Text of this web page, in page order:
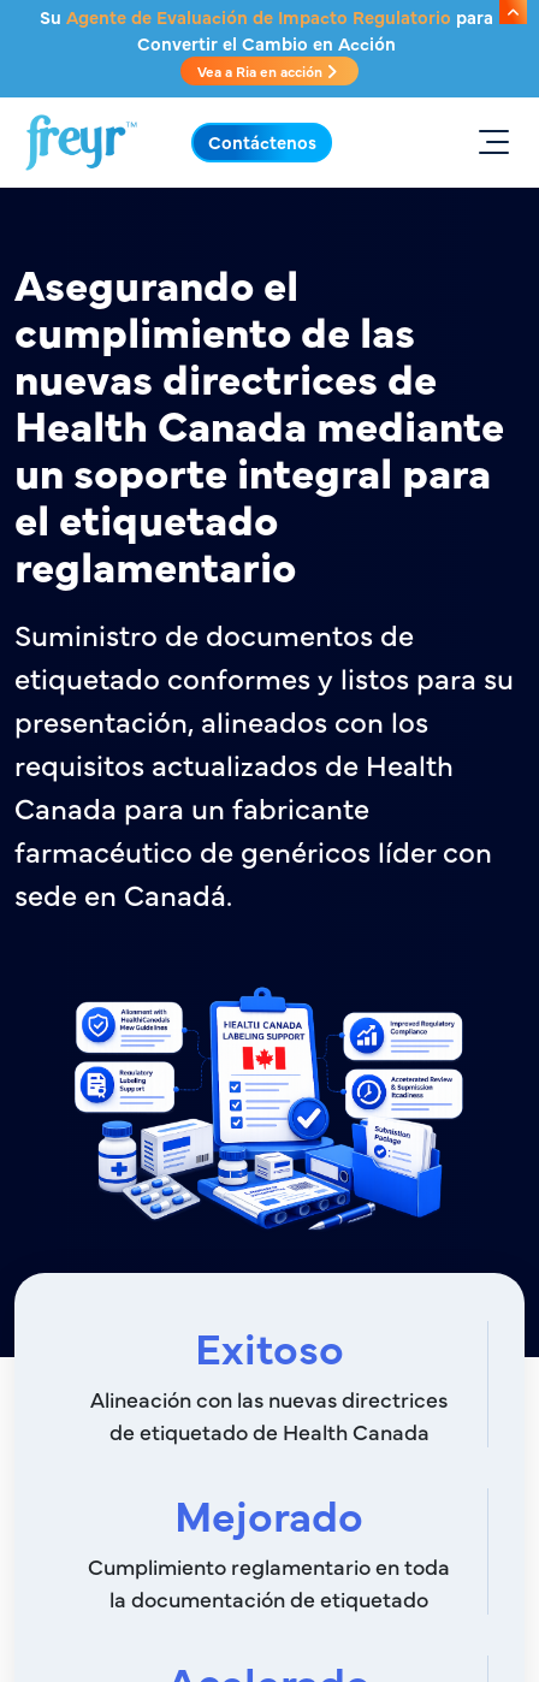
Saltar al contenido principal
Su Agente de Evaluación de Impacto Regulatorio para
Convertir el Cambio en Acción
Vea a Ria en acción
.
Contáctenos
Asegurando el
cumplimiento de las
nuevas directrices de
Health Canada mediante
un soporte integral para
el etiquetado
reglamentario
Suministro de documentos de
etiquetado conformes y listos para su
presentación, alineados con los
requisitos actualizados de Health
Canada para un fabricante
farmacéutico de genéricos líder con
sede en Canadá.
Exitoso
Alineación con las nuevas directrices
de etiquetado de Health Canada
Mejorado
Cumplimiento reglamentario en toda
la documentación de etiquetado